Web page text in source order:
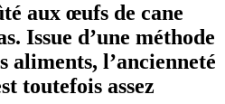
aux œufs de cane
Issue d’une méthode
aliments, l’ancienneté
toutefois assez